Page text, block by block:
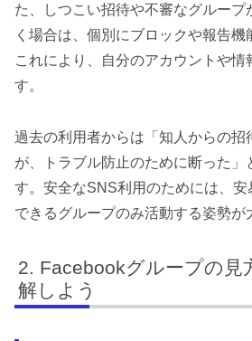
た、しつこい招待や不審なグループ
く場合は、個別にブロックや報告機
これにより、自分のアカウントや情
す。
過去の利用者からは「知人からの招
が、トラブル防止のために断った」
す。安全なSNS利用のためには、
できるグループのみ活動する姿勢が
Facebookグループの見
解しよう